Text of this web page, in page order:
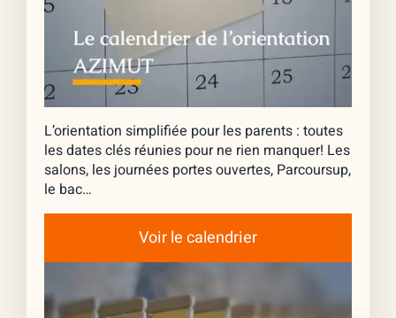
L’orientation simplifiée pour les parents : toutes
les dates clés réunies pour ne rien manquer! Les
salons, les journées portes ouvertes, Parcoursup,
le bac…
Voir le calendrier